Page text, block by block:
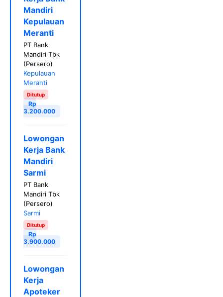
Mandiri
Kepulauan
Meranti
PT Bank
Mandiri Tbk
(Persero)
Kepulauan
Meranti
Ditutup
Rp
3.200.000
Lowongan
Kerja Bank
Mandiri
Sarmi
PT Bank
Mandiri Tbk
(Persero)
Sarmi
Ditutup
Rp
3.900.000
Lowongan
Kerja
Apoteker